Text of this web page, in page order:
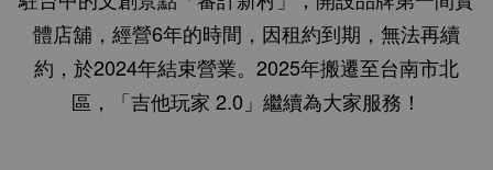
體店舖，經營6年的時間， 因租約到期，無法再續
約， 於2024年結束營業。2025年搬遷至台南市北
區，「吉他玩家 2.0」繼續為大家服務！